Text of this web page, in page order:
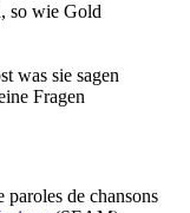
so wie Gold
was sie sagen
Fragen
paroles de chansons